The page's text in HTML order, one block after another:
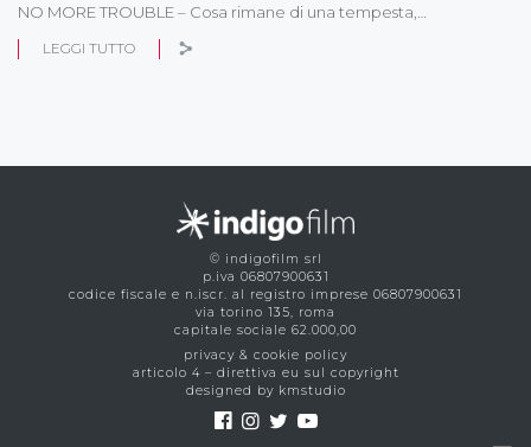
NO MORE TROUBLE – Cosa rimane di una tempesta,…
LEGGI TUTTO
© indigofilm srl
p.iva 06807900631
codice fiscale e n.iscr. al registro imprese 06807900631
via torino 135, roma
capitale sociale 62.000,00
privacy & cookie policy
articolo 4 – direttiva eu sul copyright
designed by kmstudio